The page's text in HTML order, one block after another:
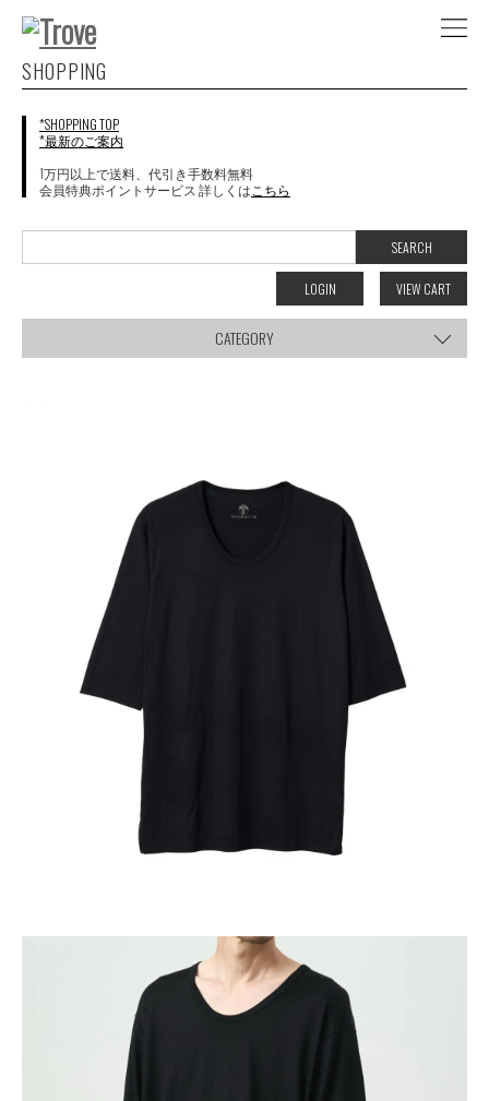
SHOPPING
*SHOPPING TOP
*最新のご案内
1万円以上で送料、代引き手数料無料
会員特典ポイントサービス 詳しくは こちら
LOGIN VIEW CART
CATEGORY